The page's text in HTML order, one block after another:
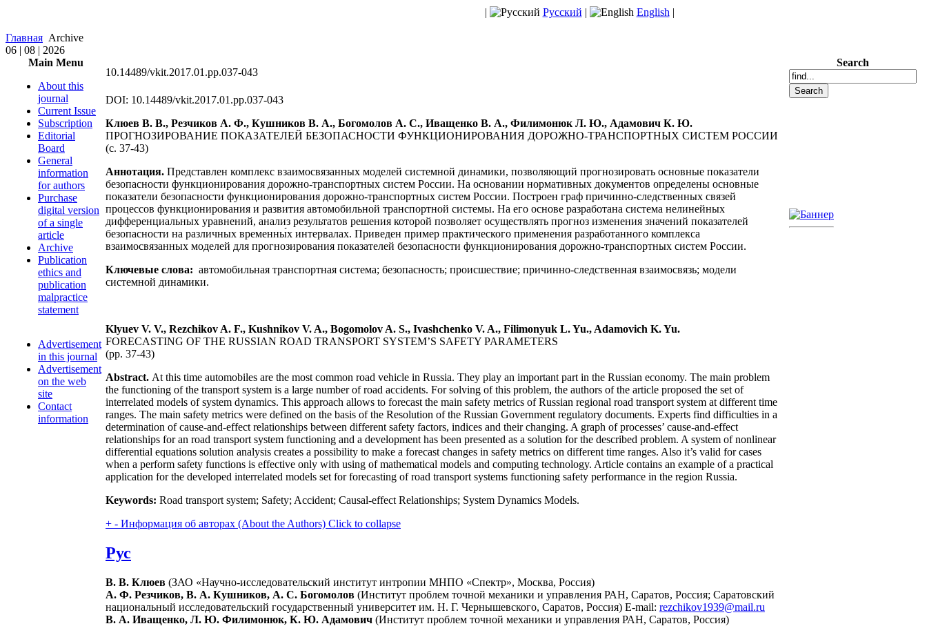
| Русский | English |
Главная Archive
06 | 08 | 2026
Main Menu
About this
journal
Current Issue
Subscription
Editorial
Board
General
information
for authors
Purchase
digital version
of a single
article
Archive
Publication
ethics and
publication
malpractice
statement
Advertisement
in this journal
Advertisement
on the web
site
Contact
information
10.14489/vkit.2017.01.pp.037-043
DOI: 10.14489/vkit.2017.01.pp.037-043
Клюев В. В., Резчиков А. Ф., Кушников В. А., Богомолов А. С., Иващенко В. А., Филимонюк Л. Ю., Адамович К. Ю.
ПРОГНОЗИРОВАНИЕ ПОКАЗАТЕЛЕЙ БЕЗОПАСНОСТИ ФУНКЦИОНИРОВАНИЯ ДОРОЖНО-ТРАНСПОРТНЫХ СИСТЕМ РОССИИ
(c. 37-43)
Аннотация. Представлен комплекс взаимосвязанных моделей системной динамики, позволяющий прогнозировать основные показатели
безопасности функционирования дорожно-транспортных систем России. На основании нормативных документов определены основные
показатели безопасности функционирования дорожно-транспортных систем России. Построен граф причинно-следственных связей
процессов функционирования и развития автомобильной транспортной системы. На его основе разработана система нелинейных
дифференциальных уравнений, анализ результатов решения которой позволяет осуществлять прогноз изменения значений показателей
безопасности на различных временны́х интервалах. Приведен пример практического применения разработанного комплекса
взаимосвязанных моделей для прогнозирования показателей безопасности функционирования дорожно-транспортных систем России.
Ключевые слова: автомобильная транспортная система; безопасность; происшествие; причинно-следственная взаимосвязь; модели
системной динамики.
Klyuev V. V., Rezchikov A. F., Kushnikov V. A., Bogomolov A. S., Ivashchenko V. A., Filimonyuk L. Yu., Adamovich K. Yu.
FORECASTING OF THE RUSSIAN ROAD TRANSPORT SYSTEM’S SAFETY PARAMETERS
(pp. 37-43)
Abstract. At this time automobiles are the most common road vehicle in Russia. They play an important part in the Russian economy. The main problem
the functioning of the transport system is a large number of road accidents. For solving of this problem, the authors of the article proposed the set of
interrelated models of system dynamics. This approach allows to forecast the main safety metrics of Russian regional road transport system at different time
ranges. The main safety metrics were defined on the basis of the Resolution of the Russian Government regulatory documents. Experts find difficulties in a
determination of cause-and-effect relationships between different safety factors, indices and their changing. A graph of processes’ cause-and-effect
relationships for an road transport system functioning and a development has been presented as a solution for the described problem. A system of nonlinear
differential equations solution analysis creates a possibility to make a forecast changes in safety metrics on different time ranges. Also it’s valid for cases
when a perform safety functions is effective only with using of mathematical models and computing technology. Article contains an example of a practical
application for the developed interrelated models set for forecasting of road transport systems functioning safety performance in the region Russia.
Keywords: Road transport system; Safety; Accident; Causal-effect Relationships; System Dynamics Models.
+ - Информация об авторах (About the Authors) Click to collapse
Рус
В. В. Клюев (ЗАО «Научно-исследовательский институт интропии МНПО «Спектр», Москва, Россия)
А. Ф. Резчиков, В. А. Кушников, А. С. Богомолов (Институт проблем точной механики и управления РАН, Саратов, Россия; Саратовский
национальный исследовательский государственный университет им. Н. Г. Чернышевского, Саратов, Россия) E-mail: rezchikov1939@mail.ru
В. А. Иващенко, Л. Ю. Филимонюк, К. Ю. Адамович (Институт проблем точной механики и управления РАН, Саратов, Россия)
Search